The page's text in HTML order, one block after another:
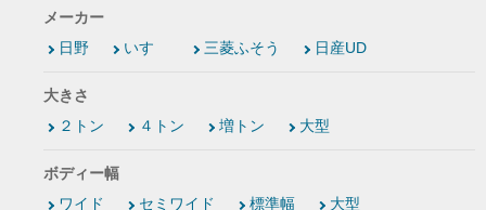
メーカー
日野
いすゞ 三菱ふそう 日産UD
大きさ
２トン
４トン 増トン 大型
ボディー幅
ワイド
セミワイド 標準幅 大型